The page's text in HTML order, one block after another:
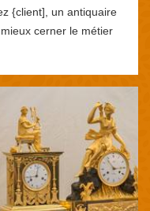
{client], un antiquaire
cerner le métier